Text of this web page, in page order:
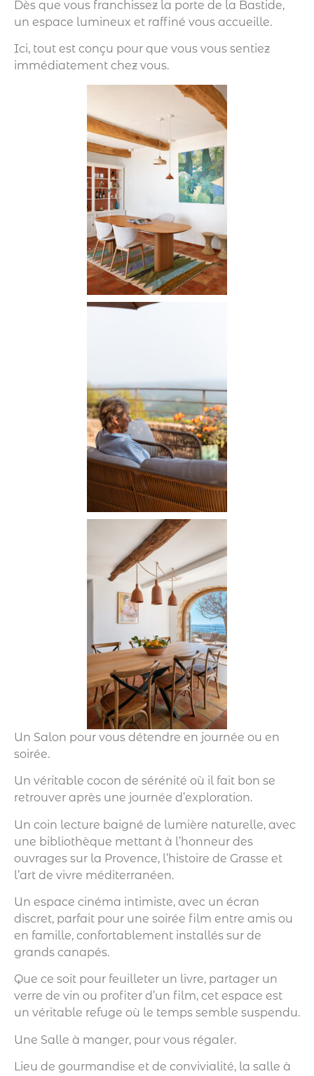
Dès que vous franchissez la porte de la Bastide,
un espace lumineux et raffiné vous accueille.
Ici, tout est conçu pour que vous vous sentiez
immédiatement chez vous.
Un Salon pour vous détendre en journée ou en
soirée.
Un véritable cocon de sérénité où il fait bon se
retrouver après une journée d’exploration.
Un coin lecture baigné de lumière naturelle, avec
une bibliothèque mettant à l’honneur des
ouvrages sur la Provence, l’histoire de Grasse et
l’art de vivre méditerranéen.
Un espace cinéma intimiste, avec un écran
discret, parfait pour une soirée film entre amis ou
en famille, confortablement installés sur de
grands canapés.
Que ce soit pour feuilleter un livre, partager un
verre de vin ou profiter d’un film, cet espace est
un véritable refuge où le temps semble suspendu.
Une Salle à manger, pour vous régaler.
Lieu de gourmandise et de convivialité, la salle à